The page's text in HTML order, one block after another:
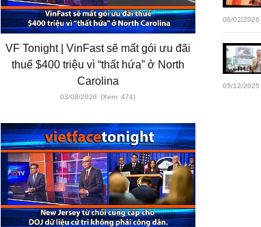
VF Tonight | VinFast sẽ mất gói ưu đãi
thuế $400 triệu vì “thất hứa” ở North
Carolina
03/08/2026 (Xem: 474)
06/02/2026
05/12/2025